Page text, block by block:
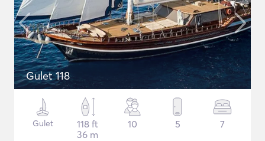
Gulet 118
Gulet
118 ft
36 m
10 5 7